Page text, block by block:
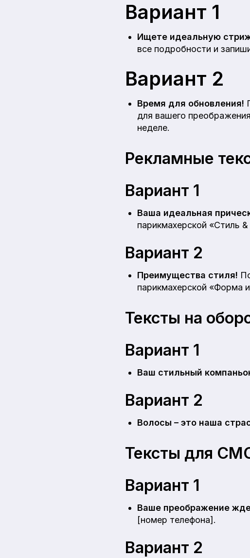
Вариант 1
Ищете идеальную
все подробности и
Вариант 2
Время для обновления!
для вашего
неделе.
Рекламные
Вариант 1
Ваша идеальная
парикмахерской «Стиль
Вариант 2
Преимущества стиля!
парикмахерской «Форма
Тексты на
Вариант 1
Ваш стильный
Вариант 2
Волосы – это наша
Тексты для
Вариант 1
Ваше преображение
[номер телефона].
Вариант 2